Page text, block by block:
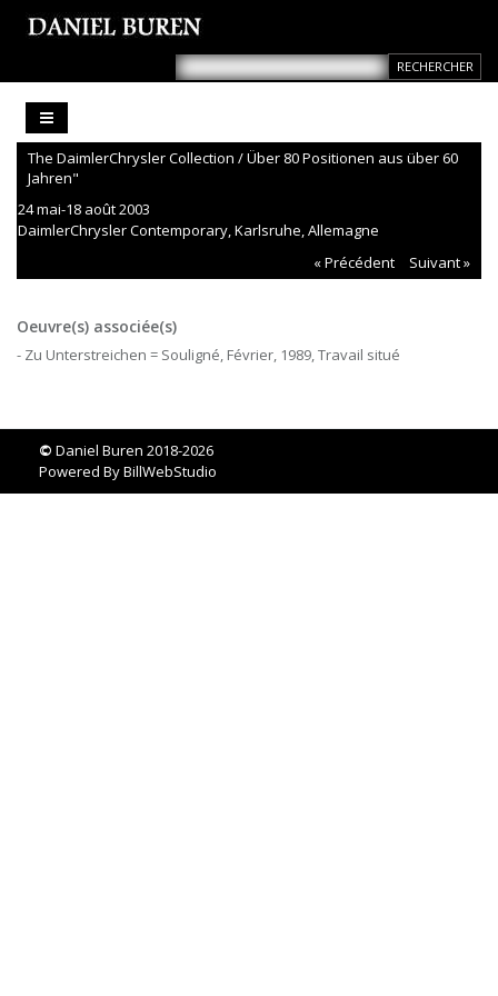
The DaimlerChrysler Collection / Über 80 Positionen aus über 60
Jahren"
24 mai-18 août 2003
DaimlerChrysler Contemporary, Karlsruhe, Allemagne
« Précédent
Suivant »
Oeuvre(s) associée(s)
- Zu Unterstreichen = Souligné, Février, 1989, Travail situé
© Daniel Buren 2018-2026
Powered ByBillWebStudio